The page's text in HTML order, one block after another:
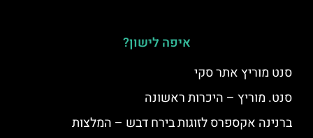
איפה לישון?
סנט מוריץ אתר סקי
סנט. מוריץ – היכרות ראשונה
ברנינה אקספרס לזוגות בירח דבש – המלצות